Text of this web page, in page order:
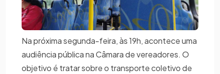
Na próxima segunda-feira, às 19h, acontece uma
audiência pública na Câmara de vereadores. O
objetivo é tratar sobre o transporte coletivo de